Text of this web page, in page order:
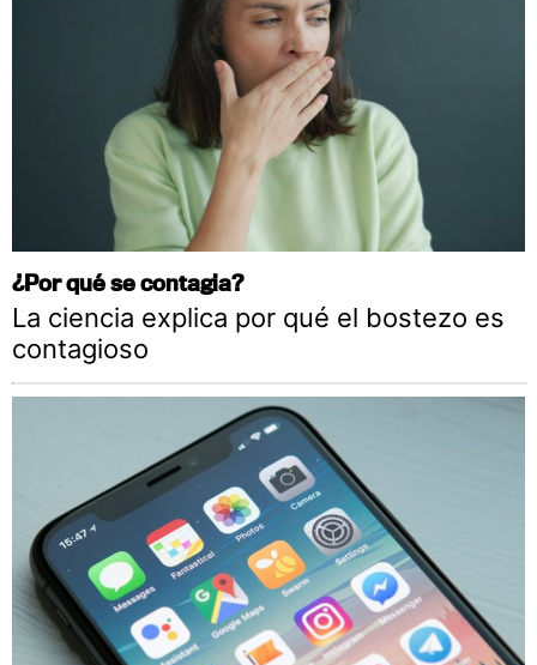
¿Por qué se contagia?
La ciencia explica por qué el bostezo es
contagioso